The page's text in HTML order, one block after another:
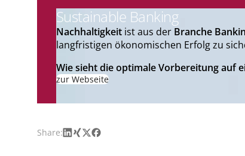
Sustainable Banking
Nachhaltigkeitist aus der Branche
langfristigen ökonomischen Erfolg zu
Wie sieht die optimale Vorbereitung auf
zur Webseite
Share:LinkedIn
Xing
X Facebook